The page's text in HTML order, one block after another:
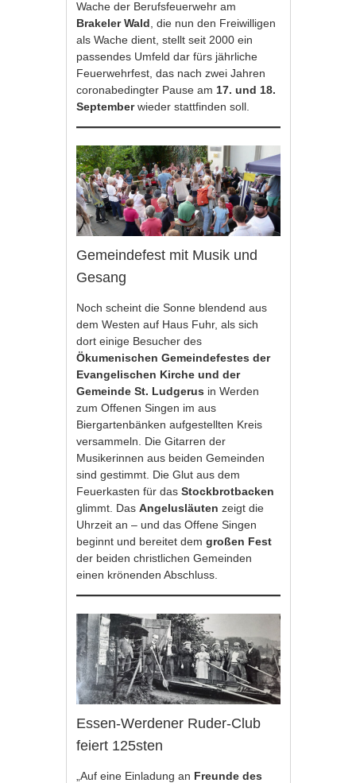
Wache der Berufsfeuerwehr am
Brakeler Wald , die nun den Freiwilligen
als Wache dient, stellt seit 2000 ein
passendes Umfeld dar fürs jährliche
Feuerwehrfest, das nach zwei Jahren
coronabedingter Pause am 17. und 18.
Septemberwieder stattfinden soll.
Gemeindefest mit Musik und
Gesang
Noch scheint die Sonne blendend aus
dem Westen auf Haus Fuhr, als sich
dort einige Besucher des
Ökumenischen Gemeindefestes der
Evangelischen Kirche und der
Gemeinde St. Ludgerus in Werden
zum Offenen Singen im aus
Biergartenbänken aufgestellten Kreis
versammeln. Die Gitarren der
Musikerinnen aus beiden Gemeinden
sind gestimmt. Die Glut aus dem
Feuerkasten für dasStockbrotbacken
glimmt. DasAngelusläutenzeigt die
Uhrzeit an – und das Offene Singen
beginnt und bereitet demgroßen Fest
der beiden christlichen Gemeinden
einen krönenden Abschluss.
Essen-Werdener Ruder-Club
feiert 125sten
„Auf eine Einladung an Freunde des